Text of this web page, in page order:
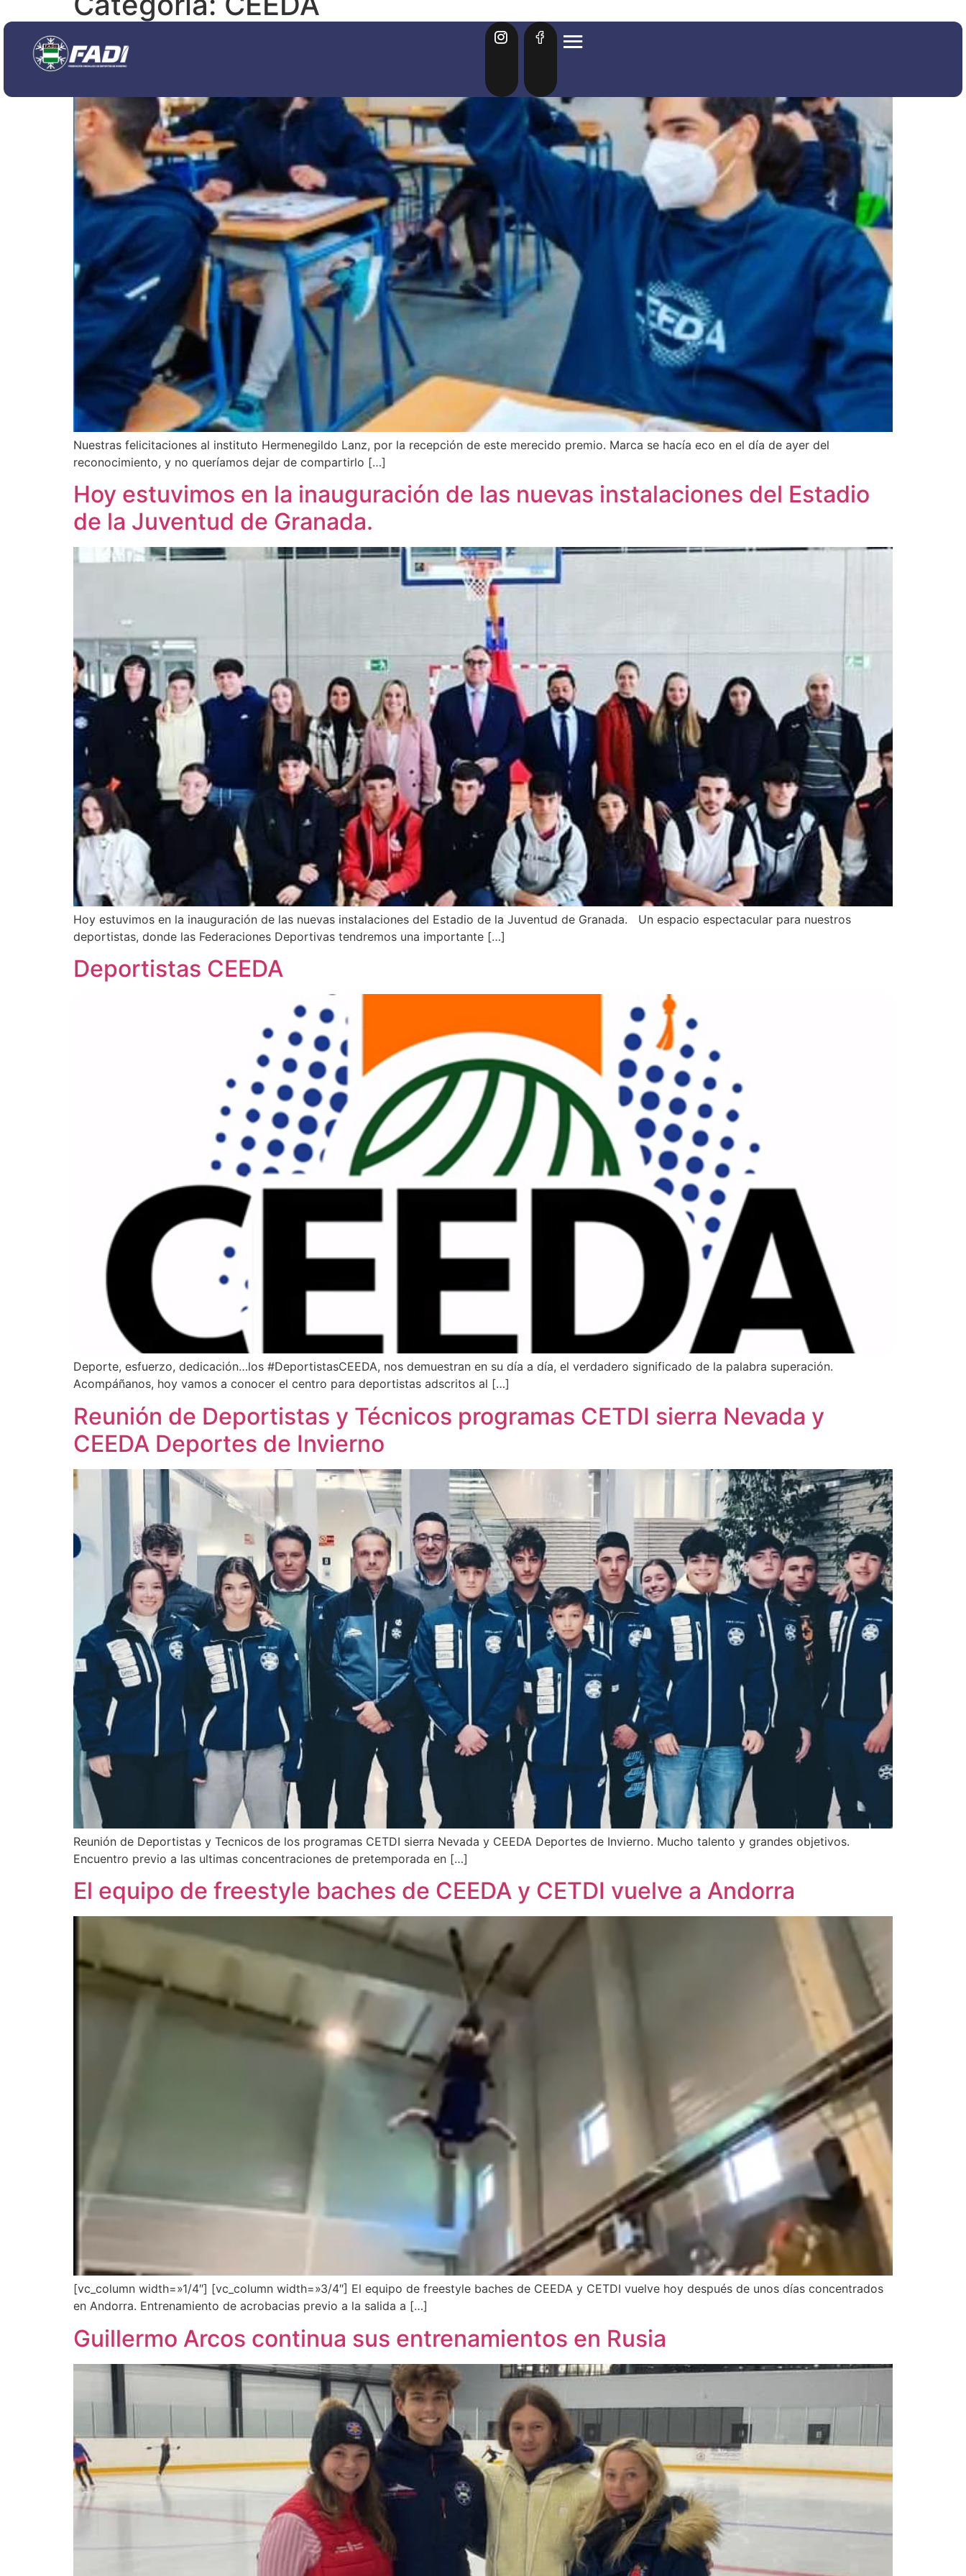
El instituto Hermenegildo Lanz recibe el Trofeo Joaquín Blume
Nuestras felicitaciones al instituto Hermenegildo Lanz, por la recepción de este merecido premio. Marca se hacía eco en el día de ayer del
reconocimiento, y no queríamos dejar de compartirlo […]
Hoy estuvimos en la inauguración de las nuevas instalaciones del Estadio
de la Juventud de Granada.
Hoy estuvimos en la inauguración de las nuevas instalaciones del Estadio de la Juventud de Granada. Un espacio espectacular para nuestros
deportistas, donde las Federaciones Deportivas tendremos una importante […]
Deportistas CEEDA
Deporte, esfuerzo, dedicación…los #DeportistasCEEDA, nos demuestran en su día a día, el verdadero significado de la palabra superación.
Acompáñanos, hoy vamos a conocer el centro para deportistas adscritos al […]
Reunión de Deportistas y Técnicos programas CETDI sierra Nevada y
CEEDA Deportes de Invierno
Reunión de Deportistas y Tecnicos de los programas CETDI sierra Nevada y CEEDA Deportes de Invierno. Mucho talento y grandes objetivos.
Encuentro previo a las ultimas concentraciones de pretemporada en […]
El equipo de freestyle baches de CEEDA y CETDI vuelve a Andorra
[vc_column width=»1/4″] [vc_column width=»3/4″] El equipo de freestyle baches de CEEDA y CETDI vuelve hoy después de unos días concentrados
en Andorra. Entrenamiento de acrobacias previo a la salida a […]
Guillermo Arcos continua sus entrenamientos en Rusia